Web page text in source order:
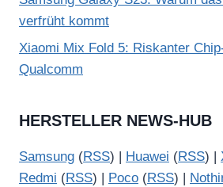
verfrüht kommt
Xiaomi Mix Fold 5: Riskanter
Qualcomm
HERSTELLER NEWS-HUB
Samsung (RSS) | Huawei (RSS) |
Redmi (RSS) | Poco (RSS) |